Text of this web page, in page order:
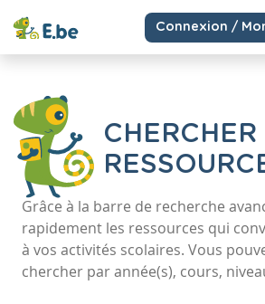
Connexion /
CHERCHER
Grâce à la barre de recherche
rapidement les ressources qui
à vos activités scolaires. Vous
chercher par année(s), cours,